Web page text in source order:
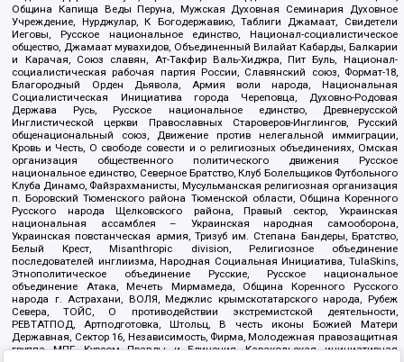
Община Капища Веды Перуна, Мужская Духовная Семинария Духовное
Учреждение, Нурджулар, К Богодержавию, Таблиги Джамаат, Свидетели
Иеговы, Русское национальное единство, Национал-социалистическое
общество, Джамаат мувахидов, Объединенный Вилайат Кабарды, Балкарии
и Карачая, Союз славян, Ат-Такфир Валь-Хиджра, Пит Буль, Национал-
социалистическая рабочая партия России, Славянский союз, Формат-18,
Благородный Орден Дьявола, Армия воли народа, Национальная
Социалистическая Инициатива города Череповца, Духовно-Родовая
Держава Русь, Русское национальное единство, Древнерусской
Инглистической церкви Православных Староверов-Инглингов, Русский
общенациональный союз, Движение против нелегальной иммиграции,
Кровь и Честь, О свободе совести и о религиозных объединениях, Омская
организация общественного политического движения Русское
национальное единство, Северное Братство, Клуб Болельщиков Футбольного
Клуба Динамо, Файзрахманисты, Мусульманская религиозная организация
п. Боровский Тюменского района Тюменской области, Община Коренного
Русского народа Щелковского района, Правый сектор, Украинская
национальная ассамблея – Украинская народная самооборона,
Украинская повстанческая армия, Тризуб им. Степана Бандеры, Братство,
Белый Крест, Misanthropic division, Религиозное объединение
последователей инглиизма, Народная Социальная Инициатива, TulaSkins,
Этнополитическое объединение Русские, Русское национальное
объединение Атака, Мечеть Мирмамеда, Община Коренного Русского
народа г. Астрахани, ВОЛЯ, Меджлис крымскотатарского народа, Рубеж
Севера, ТОЙС, О противодействии экстремистской деятельности,
РЕВТАТПОД, Артподготовка, Штольц, В честь иконы Божией Матери
Державная, Сектор 16, Независимость, Фирма, Молодежная правозащитная
группа МПГ, Курсом Правды и Единения, Каракольская инициативная